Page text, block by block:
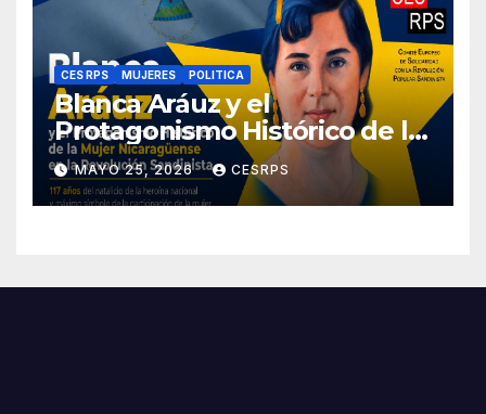
CES RPS MUJERES POLITICA
Blanca Aráuz y el
Protagonismo Histórico de la
Mujer Nicaragüense en la
Revolución Sandinista
MAYO 25, 2026 CESRPS